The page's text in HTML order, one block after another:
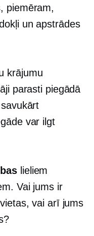
piemēram,
un apstrādes
krājumu
parasti piegādā
var ilgt
lieliem
Vai jums ir
vai arī jums